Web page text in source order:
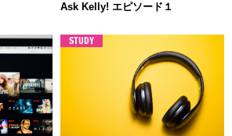
Ask Kelly! エピソード１
STUDY